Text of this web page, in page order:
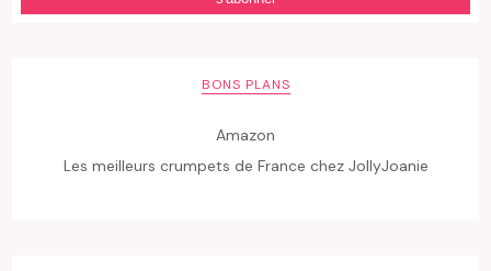
BONS PLANS
Amazon
Les meilleurs crumpets de France chez JollyJoanie